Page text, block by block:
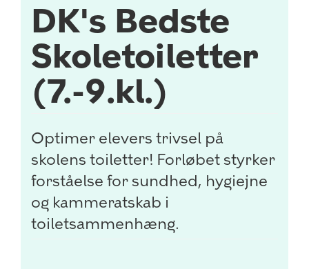
DK's Bedste
Skoletoiletter
(7.-9.kl.)
Optimer elevers trivsel på
skolens toiletter! Forløbet styrker
forståelse for sundhed, hygiejne
og kammeratskab i
toiletsammenhæng.